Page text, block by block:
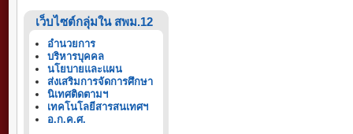
เว็บไซต์กลุ่มใน สพม.12
อำนวยการ
บริหารบุคคล
นโยบายและแผน
ส่งเสริมการจัดการศึกษา
นิเทศติดตามฯ
เทคโนโลยีสารสนเทศฯ
อ.ก.ค.ศ.